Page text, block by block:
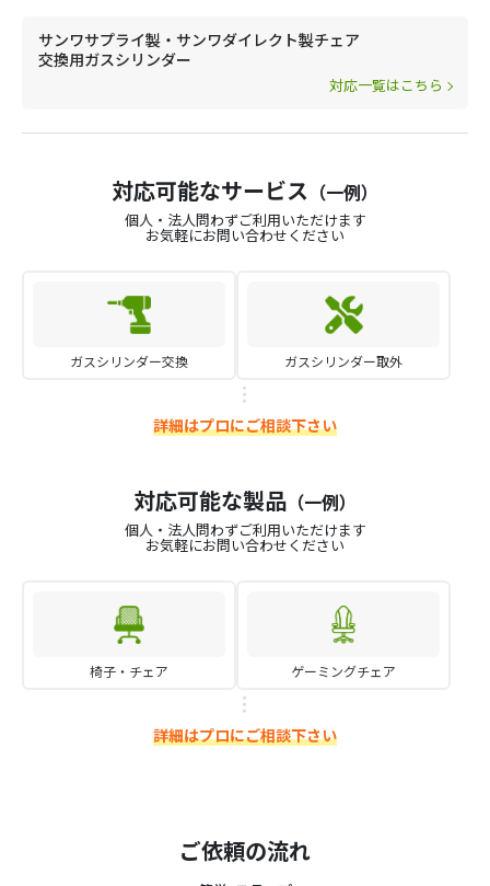
サンワサプライ製・サンワダイレクト製チェア
交換用ガスシリンダー
対応一覧はこちら
対応可能なサービス （一例）
個人・法人問わずご利用いただけます
お気軽にお問い合わせください
ガスシリンダー交換 ガスシリンダー取外
詳細はプロにご相談下さい
対応可能な製品 （一例）
個人・法人問わずご利用いただけます
お気軽にお問い合わせください
椅子・チェア ゲーミングチェア
詳細はプロにご相談下さい
ご依頼の流れ